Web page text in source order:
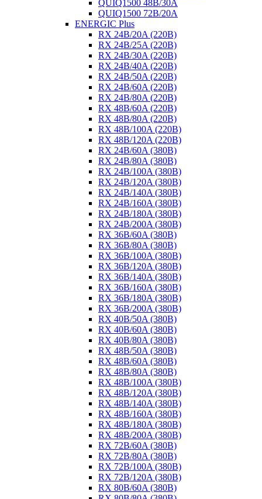
QUIQ1500 48B/30A
QUIQ1500 72B/20A
ENERGIC Plus
RX 24B/20A (220B)
RX 24B/25A (220B)
RX 24B/30A (220B)
RX 24B/40A (220B)
RX 24B/50A (220B)
RX 24B/60A (220B)
RX 24B/80A (220B)
RX 48B/60A (220B)
RX 48B/80A (220B)
RX 48B/100A (220B)
RX 48B/120A (220B)
RX 24B/60A (380B)
RX 24B/80A (380B)
RX 24B/100A (380B)
RX 24B/120A (380B)
RX 24B/140A (380B)
RX 24B/160A (380B)
RX 24B/180A (380B)
RX 24B/200A (380B)
RX 36B/60A (380B)
RX 36B/80A (380B)
RX 36B/100A (380B)
RX 36B/120A (380B)
RX 36B/140A (380B)
RX 36B/160A (380B)
RX 36B/180A (380B)
RX 36B/200A (380B)
RX 40B/50A (380B)
RX 40B/60A (380B)
RX 40B/80A (380B)
RX 48B/50A (380B)
RX 48B/60A (380B)
RX 48B/80A (380B)
RX 48B/100A (380B)
RX 48B/120A (380B)
RX 48B/140A (380B)
RX 48B/160A (380B)
RX 48B/180A (380B)
RX 48B/200A (380B)
RX 72B/60A (380B)
RX 72B/80A (380B)
RX 72B/100A (380B)
RX 72B/120A (380B)
RX 80B/60A (380B)